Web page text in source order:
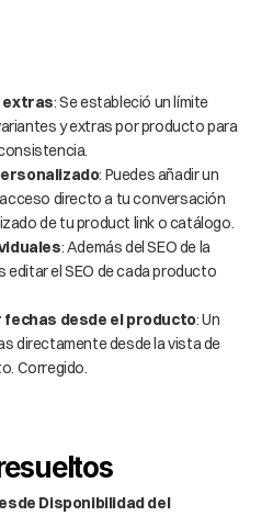
extras: Se estableció un límite
y extras por producto para
: Puedes añadir un
directo a tu conversación
de tu product link o catálogo.
: Además del SEO de la
editar el SEO de cada producto
desde el producto: Un
directamente desde la vista de
Corregido.
Disponibilidad del